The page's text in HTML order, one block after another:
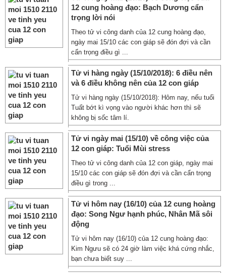
12 cung hoàng đạo: Bạch Dương cẩn
trọng lời nói
Theo tử vi công danh của 12 cung hoàng đạo,
ngày mai 15/10 các con giáp sẽ đón đợi và cần
cẩn trọng điều gì ...
Tử vi hàng ngày (15/10/2018): 6 điều nên
và 6 điều không nên của 12 con giáp
Tử vi hàng ngày (15/10/2018): Hôm nay, nếu tuổi
Tuất bớt kì vọng vào người khác hơn thì sẽ
không bị sốc tâm lí.
Tử vi ngày mai (15/10) về công việc của
12 con giáp: Tuổi Mùi stress
Theo tử vi công danh của 12 con giáp, ngày mai
15/10 các con giáp sẽ đón đợi và cần cẩn trọng
điều gì trong ...
Tử vi hôm nay (16/10) của 12 cung hoàng
đạo: Song Ngư hạnh phúc, Nhân Mã sôi
động
Tử vi hôm nay (16/10) của 12 cung hoàng đạo:
Kim Ngưu sẽ có 24 giờ làm việc khá cứng nhắc,
bạn chưa biết suy ...